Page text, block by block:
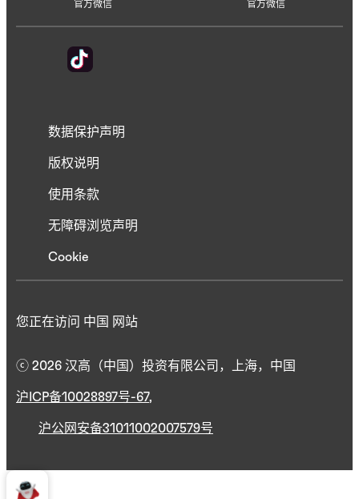
官方微信
官方微信
数据保护声明
版权说明
使用条款
无障碍浏览声明
Cookie
ⓒ 2026 汉高（中国）投资有限公司，上海，中国
沪ICP备10028897号-67,
沪公网安备31011002007579号
您正在访问 中国 网站